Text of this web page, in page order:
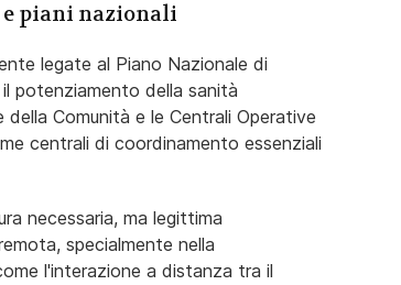
piani nazionali
legate al Piano Nazionale di
potenziamento della sanità
Comunità e le Centrali Operative
centrali di coordinamento essenziali
necessaria, ma legittima
specialmente nella
l'interazione a distanza tra il